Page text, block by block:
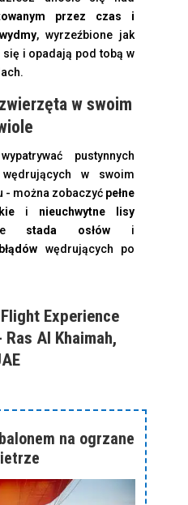
przez czas i
, wyrzeźbione jak
się i opadają pod tobą w
w swoim
pustynnych
w swoim
- można zobaczyć pełne
i nieuchwytne lisy
stada osłów i
wędrujących po
Experience
Al Khaimah,
na ogrzane